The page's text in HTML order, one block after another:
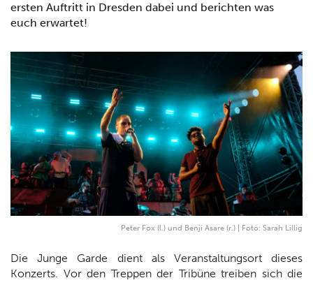
ersten Auftritt in Dresden dabei und berichten was
euch erwartet!
Peter Fox (l.) und Benji Asare (r.) | Foto: Sarah Lillig
Die Junge Garde dient als Veranstaltungsort dieses
Konzerts. Vor den Treppen der Tribüne treiben sich die